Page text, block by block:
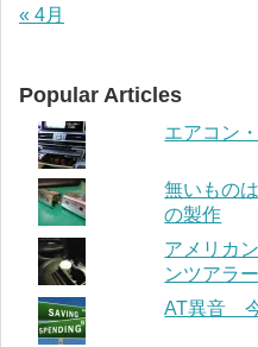
« 4月
Popular Articles
エアコン
無いもの
の製作
アメリカ
ンツアラー
AT異音